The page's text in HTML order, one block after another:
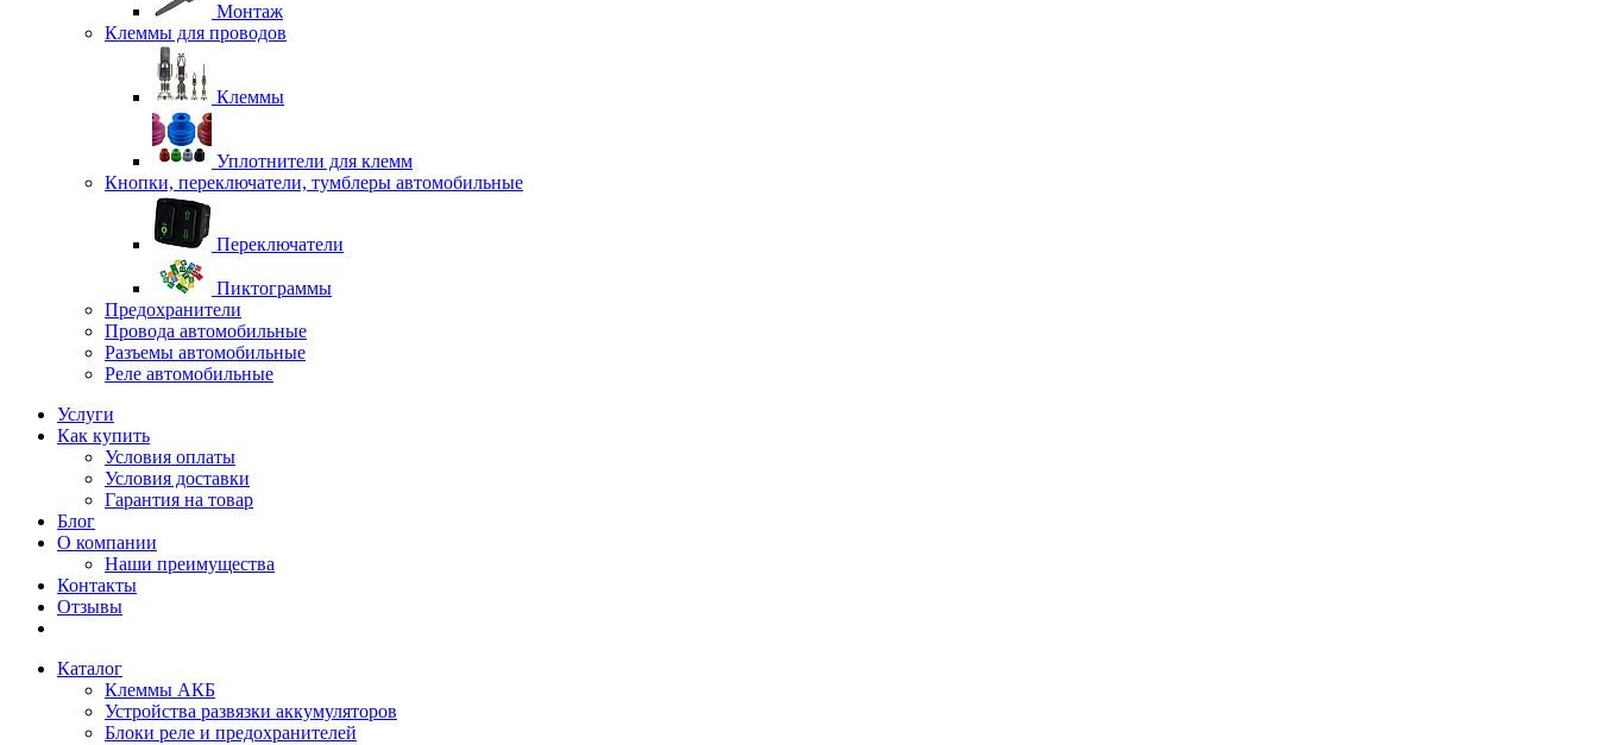
Монтаж
Клеммы для проводов
Клеммы
Уплотнители для клемм
Кнопки, переключатели, тумблеры автомобильные
Переключатели
Пиктограммы
Предохранители
Провода автомобильные
Разъемы автомобильные
Реле автомобильные
Услуги
Как купить
Условия оплаты
Условия доставки
Гарантия на товар
Блог
О компании
Наши преимущества
Контакты
Отзывы
Каталог
Клеммы АКБ
Устройства развязки аккумуляторов
Блоки реле и предохранителей